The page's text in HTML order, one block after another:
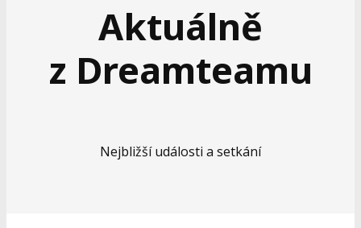
Aktuálně
z Dreamteamu
Nejbližší události a setkání